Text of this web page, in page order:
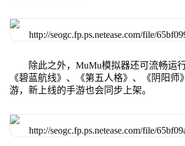
除此之外，MuMu模拟器还可流畅运
《碧蓝航线》、《第五人格》、《阴阳师
游，新上线的手游也会同步上架。